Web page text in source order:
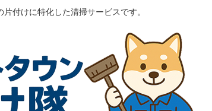
付けに特化した清掃サービスです。